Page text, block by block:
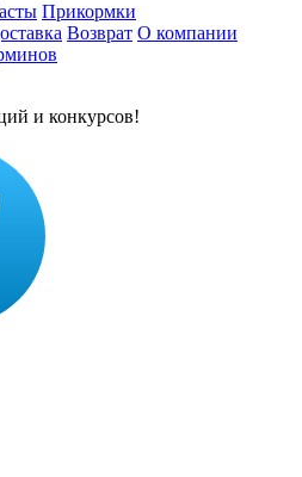
Прикормки
Возврат О компании
и конкурсов!